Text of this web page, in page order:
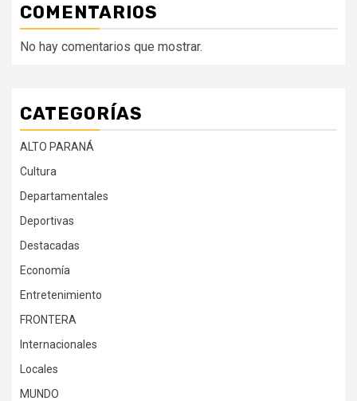
COMENTARIOS
No hay comentarios que mostrar.
CATEGORÍAS
ALTO PARANÁ
Cultura
Departamentales
Deportivas
Destacadas
Economía
Entretenimiento
FRONTERA
Internacionales
Locales
MUNDO